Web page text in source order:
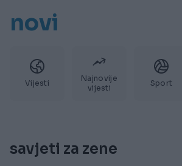
novi
Vijesti
Najnovije
vijesti
Sport
savjeti za zene